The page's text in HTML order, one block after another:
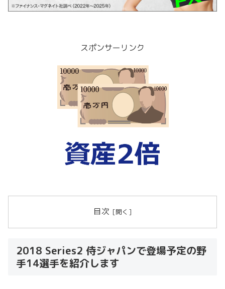
スポンサーリンク
目次
2018 Series2 侍ジャパンで登場予定の野
手14選手を紹介します